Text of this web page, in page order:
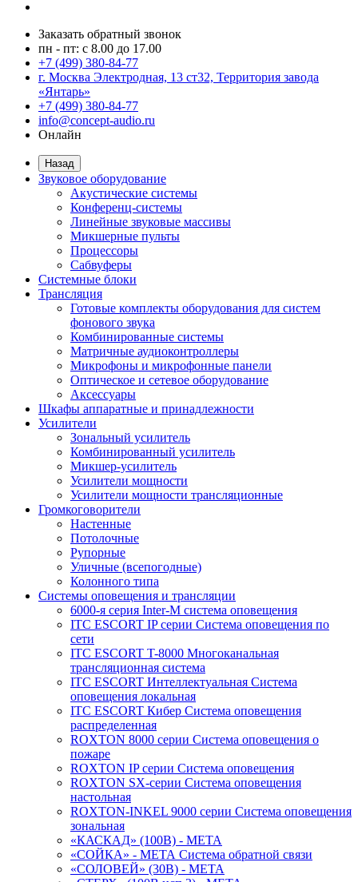
Заказать обратный звонок
пн - пт: с 8.00 до 17.00
+7 (499) 380-84-77
г. Москва Электродная, 13 ст32, Территория завода
«Янтарь»
+7 (499) 380-84-77
info@concept-audio.ru
Онлайн
Назад
Звуковое оборудование
Акустические системы
Конференц-системы
Линейные звуковые массивы
Микшерные пульты
Процессоры
Сабвуферы
Системные блоки
Трансляция
Готовые комплекты оборудования для систем
фонового звука
Комбинированные системы
Матричные аудиоконтроллеры
Микрофоны и микрофонные панели
Оптическое и сетевое оборудование
Аксессуары
Шкафы аппаратные и принадлежности
Усилители
Зональный усилитель
Комбинированный усилитель
Микшер-усилитель
Усилители мощности
Усилители мощности трансляционные
Громкоговорители
Настенные
Потолочные
Рупорные
Уличные (всепогодные)
Колонного типа
Системы оповещения и трансляции
6000-я серия Inter-M система оповещения
ITC ESCORT IP серии Система оповещения по
сети
ITC ESCORT T-8000 Многоканальная
трансляционная система
ITC ESCORT Интеллектуальная Система
оповещения локальная
ITC ESCORT Кибер Система оповещения
распределенная
ROXTON 8000 серии Система оповещения о
пожаре
ROXTON IP серии Система оповещения
ROXTON SX-серии Система оповещения
настольная
ROXTON-INKEL 9000 серии Система оповещения
зональная
«КАСКАД» (100В) - МЕТА
«СОЙКА» - МЕТА Система обратной связи
«СОЛОВЕЙ» (30В) - МЕТА